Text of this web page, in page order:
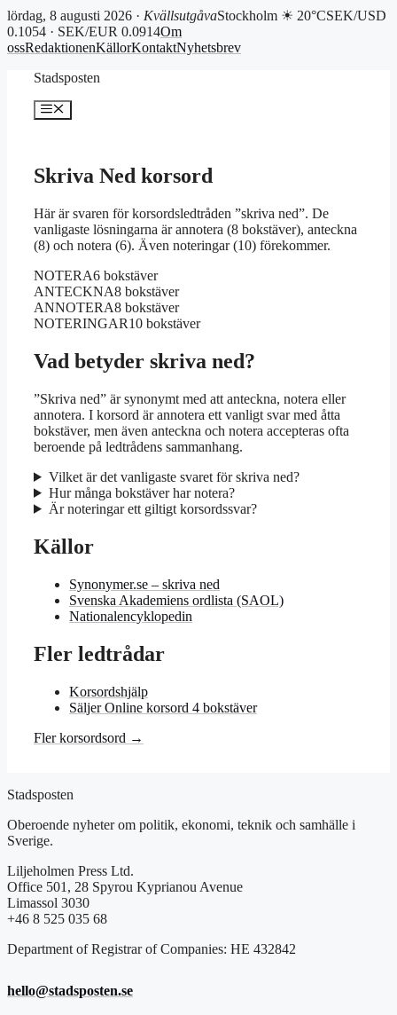
lördag, 8 augusti 2026 · KvällsutgåvaStockholm ☀ 20°CSEK/USD
0.1054 · SEK/EUR 0.0914Om
ossRedaktionenKällorKontaktNyhetsbrev
Stadsposten
Meny
Skriva Ned korsord
Här är svaren för korsordsledtråden ”skriva ned”. De
vanligaste lösningarna är annotera (8 bokstäver), anteckna
(8) och notera (6). Även noteringar (10) förekommer.
NOTERA6 bokstäver
ANTECKNA8 bokstäver
ANNOTERA8 bokstäver
NOTERINGAR10 bokstäver
Vad betyder skriva ned?
”Skriva ned” är synonymt med att anteckna, notera eller
annotera. I korsord är annotera ett vanligt svar med åtta
bokstäver, men även anteckna och notera accepteras ofta
beroende på ledtrådens sammanhang.
Vilket är det vanligaste svaret för skriva ned?
Hur många bokstäver har notera?
Är noteringar ett giltigt korsordssvar?
Källor
Synonymer.se – skriva ned
Svenska Akademiens ordlista (SAOL)
Nationalencyklopedin
Fler ledtrådar
Korsordshjälp
Säljer Online korsord 4 bokstäver
Fler korsordsord →
Stadsposten
Oberoende nyheter om politik, ekonomi, teknik och samhälle i
Sverige.
Liljeholmen Press Ltd.
Office 501, 28 Spyrou Kyprianou Avenue
Limassol 3030
+46 8 525 035 68
Department of Registrar of Companies: HE 432842
hello@stadsposten.se